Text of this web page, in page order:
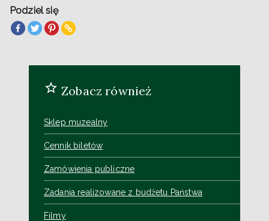
Podziel się
Zobacz również
Sklep muzealny
Cennik biletów
Zamówienia publiczne
Zadania realizowane z budżetu Państwa
Filmy